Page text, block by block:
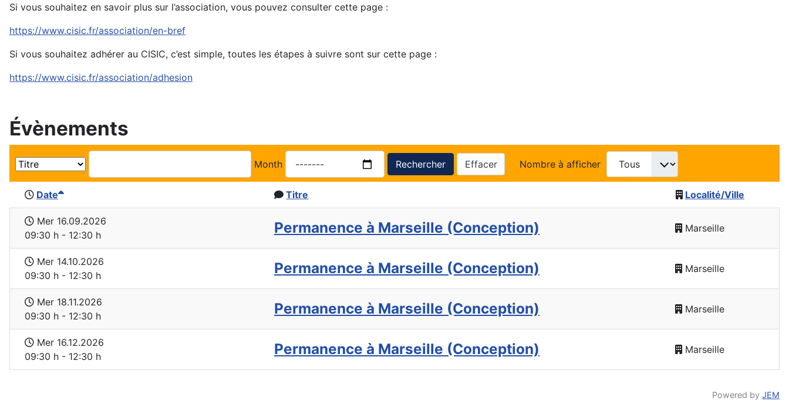
Si vous souhaitez en savoir plus sur l’association, vous pouvez consulter cette page :
https://www.cisic.fr/association/en-bref
Si vous souhaitez adhérer au CISIC, c’est simple, toutes les étapes à suivre sont sur cette page :
https://www.cisic.fr/association/adhesion
Évènements
Month Rechercher Effacer Nombre à afficher
Date Titre Localité/Ville
Mer 16.09.2026
09:30 h - 12:30 h
Permanence à Marseille (Conception) Marseille
Mer 14.10.2026
09:30 h - 12:30 h
Permanence à Marseille (Conception) Marseille
Mer 18.11.2026
09:30 h - 12:30 h
Permanence à Marseille (Conception) Marseille
Mer 16.12.2026
09:30 h - 12:30 h
Permanence à Marseille (Conception) Marseille
Powered by JEM